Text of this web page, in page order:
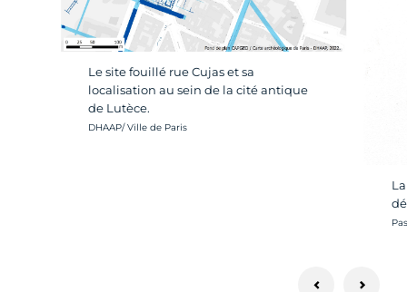
Le site fouillé rue Cujas et sa
localisation au sein de la cité antique
de Lutèce.
Crédit photo :
DHAAP/ Ville de Paris